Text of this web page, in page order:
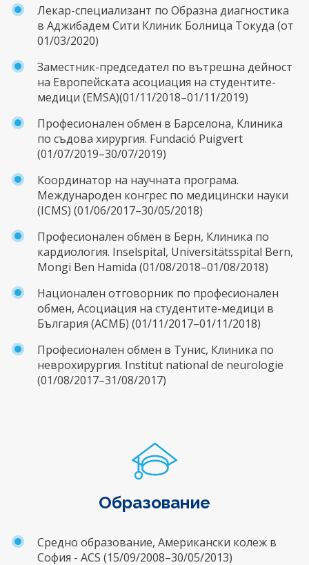
Лекар-специализант по Образна диагностика
в Аджибадем Сити Клиник Болница Токуда (от
01/03/2020)
Заместник-председател по вътрешна дейност
на Европейската асоциация на студентите-
медици (EMSA)(01/11/2018–01/11/2019)
Професионален обмен в Барселона, Клиника
по съдова хирургия. Fundació Puigvert
(01/07/2019–30/07/2019)
Координатор на научната програма.
Международен конгрес по медицински науки
(ICMS) (01/06/2017–30/05/2018)
Професионален обмен в Берн, Клиника по
кардиология. Inselspital, Universitätsspital Bern,
Mongi Ben Hamida (01/08/2018–01/08/2018)
Национален отговорник по професионален
обмен, Асоциация на студентите-медици в
България (АСМБ) (01/11/2017–01/11/2018)
Професионален обмен в Тунис, Клиника по
неврохирургия. Institut national de neurologie
(01/08/2017–31/08/2017)
Образование
Средно образование, Американски колеж в
София - ACS (15/09/2008–30/05/2013)